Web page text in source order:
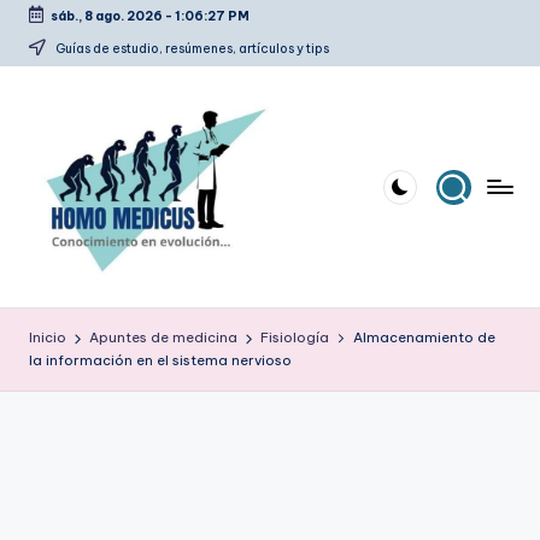
Saltar
sáb., 8 ago. 2026 - 1:06:28 PM
Guías de estudio, resúmenes, artículos y tips
o
m
estudio,
Inicio Apuntes de medicina Fisiología
Almacenamiento de
la información en el sistema nervioso